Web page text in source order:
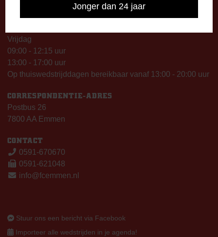
Jonger dan 24 jaar
Vrijdag
09:00 - 12:15 uur
13:00 - 17:00 uur
Op thuiswedstrijddagen bereikbaar vanaf 13:00 - 20:00 uur
CORRESPONDENTIE-ADRES
Postbus 26
7800 AA Emmen
CONTACT
0591-670670
0591-621048
info@fcemmen.nl
Stuur ons een bericht via Facebook
Importeer alle wedstrijden in je agenda!